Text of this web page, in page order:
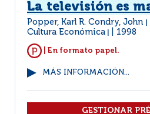
La televisión es
Popper, Karl R. Condry, John
Cultura Económica
1998
| En formato papel.
MÁS INFORMACIÓN...